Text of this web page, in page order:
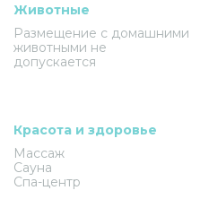
Животные
Размещение с домашними
животными не
допускается
Красота и здоровье
Массаж
Сауна
Спа-центр